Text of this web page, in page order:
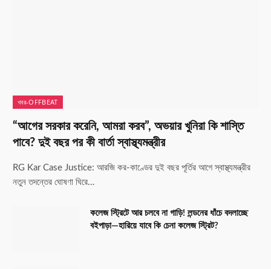
খবর-OFFBEAT
“আগের সরকার করেনি, আমরা করব”, অভয়ার খুনিরা কি শাস্তি
পাবে? দুই বছর পর কী বার্তা স্বাস্থ্যমন্ত্রীর
RG Kar Case Justice: আরজি কর-কাণ্ডের দুই বছর পূর্তির আগে স্বাস্থ্যমন্ত্রীর
নতুন তদন্তের ঘোষণা ঘিরে…
কলেজ স্ট্রিটে আর চলবে না গাড়ি! লন্ডনের ধাঁচে বদলাচ্ছে
বইপাড়া—হারিয়ে যাবে কি চেনা কলেজ স্ট্রিট?